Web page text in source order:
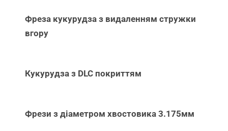
Фреза кукурудза з видаленням стружки
вгору
Кукурудза з DLC покриттям
Фрези з діаметром хвостовика 3.175мм